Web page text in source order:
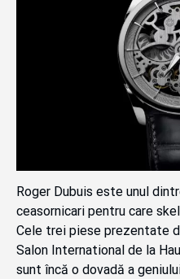
Roger Dubuis este unul
ceasornicari pentru care
Cele trei piese prezentate
Salon International de la
sunt încă o dovadă a